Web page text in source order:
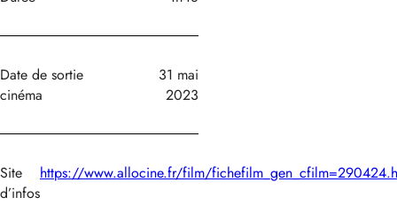
Date de sortie
cinéma
31 mai
2023
Site
d’infos
https://www.allocine.fr/film/